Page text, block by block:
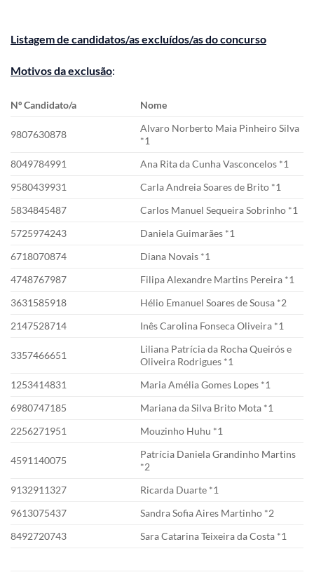
Listagem de candidatos/as excluídos/as do concurso
Motivos da exclusão:
Nº Candidato/a Nome
9807630878
Alvaro Norberto Maia Pinheiro Silva
*1
8049784991
Ana Rita da Cunha Vasconcelos *1
9580439931
Carla Andreia Soares de Brito *1
5834845487
Carlos Manuel Sequeira Sobrinho *1
5725974243
Daniela Guimarães *1
6718070874
Diana Novais *1
4748767987
Filipa Alexandre Martins Pereira *1
3631585918
Hélio Emanuel Soares de Sousa *2
2147528714
Inês Carolina Fonseca Oliveira *1
3357466651
Liliana Patrícia da Rocha Queirós e
Oliveira Rodrigues *1
1253414831
Maria Amélia Gomes Lopes *1
6980747185
Mariana da Silva Brito Mota *1
2256271951
Mouzinho Huhu *1
4591140075
Patrícia Daniela Grandinho Martins
*2
9132911327
Ricarda Duarte *1
9613075437
Sandra Sofia Aires Martinho *2
8492720743
Sara Catarina Teixeira da Costa *1